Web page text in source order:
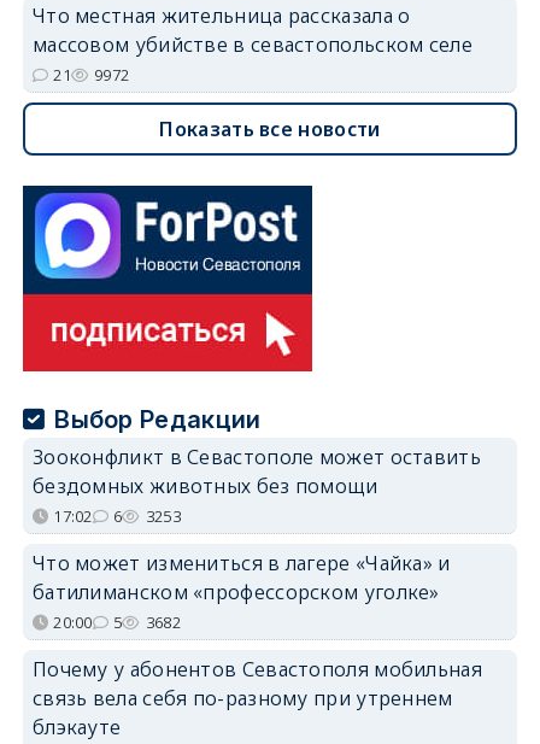
Что местная жительница рассказала о
массовом убийстве в севастопольском селе
21 9972
Показать все новости
Выбор Редакции
Зооконфликт в Севастополе может оставить
бездомных животных без помощи
17:02 6 3253
Что может измениться в лагере «Чайка» и
батилиманском «профессорском уголке»
20:00 5 3682
Почему у абонентов Севастополя мобильная
связь вела себя по-разному при утреннем
блэкауте